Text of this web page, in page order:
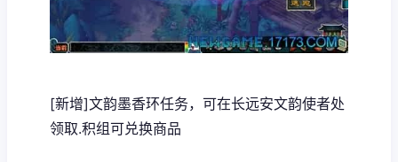
[新增]文韵墨香环任务，可在长远安文韵使者处
领取.积组可兑换商品